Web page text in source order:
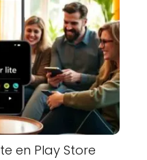
en Play Store